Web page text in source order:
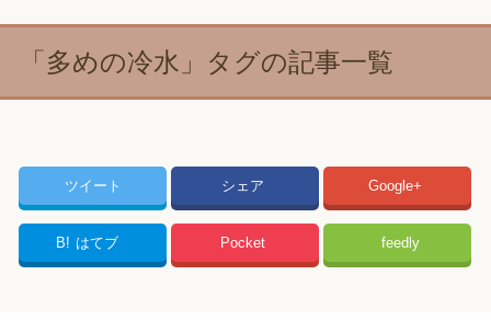
「多めの冷水」タグの記事一覧
ツイート シェア Google+
B! はてブ Pocket feedly